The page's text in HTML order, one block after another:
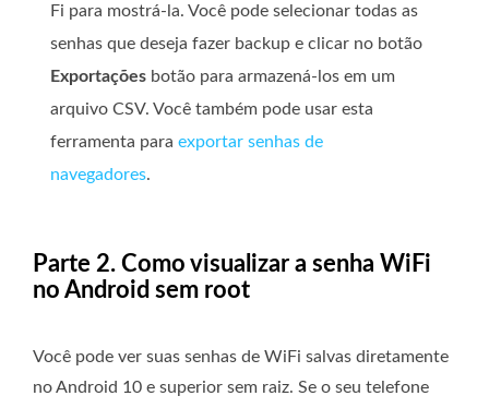
Fi para mostrá-la. Você pode selecionar todas as
senhas que deseja fazer backup e clicar no botão
Exportações botão para armazená-los em um
arquivo CSV. Você também pode usar esta
ferramenta para exportar senhas de
navegadores.
Parte 2. Como visualizar a senha WiFi
no Android sem root
Você pode ver suas senhas de WiFi salvas diretamente
no Android 10 e superior sem raiz. Se o seu telefone